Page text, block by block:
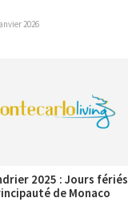
2026
2025 : Jours fériés
de Monaco